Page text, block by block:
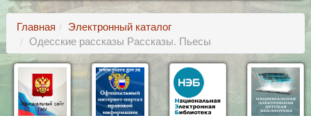
Главная
Электронный каталог
Одесские рассказы Рассказы. Пьесы